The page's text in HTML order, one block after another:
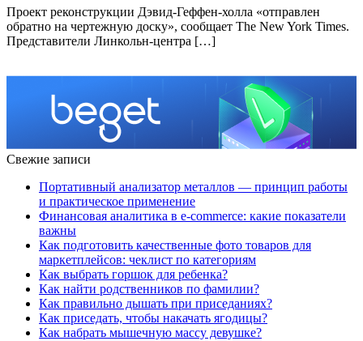
Проект реконструкции Дэвид-Геффен-холла «отправлен
обратно на чертежную доску», сообщает The New York Times.
Представители Линкольн-центра […]
Свежие записи
Портативный анализатор металлов — принцип работы
и практическое применение
Финансовая аналитика в e-commerce: какие показатели
важны
Как подготовить качественные фото товаров для
маркетплейсов: чеклист по категориям
Как выбрать горшок для ребенка?
Как найти родственников по фамилии?
Как правильно дышать при приседаниях?
Как приседать, чтобы накачать ягодицы?
Как набрать мышечную массу девушке?